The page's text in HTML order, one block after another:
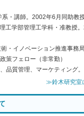
・講師。2002年6月同助教授
工学部管理工学科・准教授
・イノベーション推進事務
策フェロー（非常勤）
品質管理、マーケティング。
≫鈴木研究室